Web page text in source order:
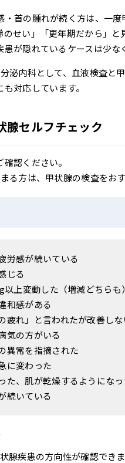
首の腫れが続く方は、一
のせい」「更年期だから」
が隠れているケースは少な
泌内科として、血液検査と
対応しています。
腺セルフチェック
認ください。
る方は、甲状腺の検査をおす
労感が続いている
じる
上変動した（増減どちらも）
和感がある
疲れ」と言われたが改善しな
気の方がいる
異常を指摘された
に変わった
た、肌が乾燥するようにな
続いている
腺疾患の方向性が確認できま